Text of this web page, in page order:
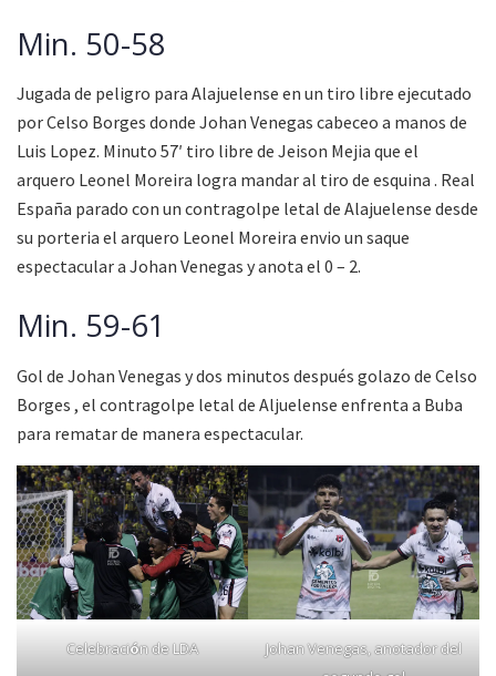
Min. 50-58
Jugada de peligro para Alajuelense en un tiro libre ejecutado
por Celso Borges donde Johan Venegas cabeceo a manos de
Luis Lopez. Minuto 57′ tiro libre de Jeison Mejia que el
arquero Leonel Moreira logra mandar al tiro de esquina . Real
España parado con un contragolpe letal de Alajuelense desde
su porteria el arquero Leonel Moreira envio un saque
espectacular a Johan Venegas y anota el 0 – 2.
Min. 59-61
Gol de Johan Venegas y dos minutos después golazo de Celso
Borges , el contragolpe letal de Aljuelense enfrenta a Buba
para rematar de manera espectacular.
Celebración de LDA
Johan Venegas, anotador del